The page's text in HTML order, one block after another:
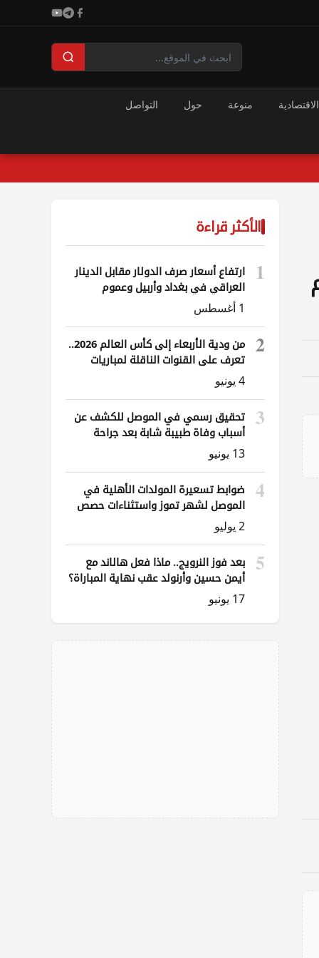
منوعة حول التواصل
الأكثر قراءة
1
ارتفاع أسعار صرف الدولار مقابل الدينار
العراقي في بغداد وأربيل وعموم
المحافظات
1 أغسطس
2
من ودية الأربعاء إلى كأس العالم 2026..
تعرف على القنوات الناقلة لمباريات
العراق
4 يونيو
3
تحقيق رسمي في الموصل للكشف عن
أسباب وفاة طبيبة شابة بعد جراحة
ناظورية
13 يونيو
4
ضوابط تسعيرة المولدات الأهلية في
الموصل لشهر تموز واستثناءات حصص
الوقود
2 يوليو
5
بعد فوز النرويج.. ماذا فعل هالاند مع
أيمن حسين وأرنولد عقب نهاية المباراة؟
17 يونيو